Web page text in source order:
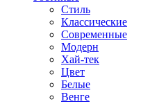
Стиль
Классические
Современные
Модерн
Хай-тек
Цвет
Белые
Венге